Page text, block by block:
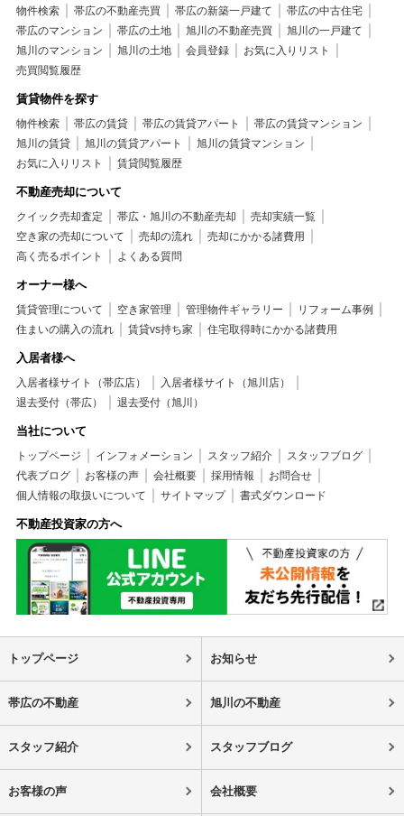
物件検索 帯広の不動産売買 帯広の新築一戸建て
帯広の中古住宅
帯広のマンション
帯広の土地 旭川の不動産売買
旭川の一戸建て
旭川のマンション
旭川の土地 会員登録
お気に入りリスト
売買閲覧履歴
賃貸物件を探す
物件検索 帯広の賃貸 帯広の賃貸アパート
帯広の賃貸マンション
旭川の賃貸
旭川の賃貸アパート
旭川の賃貸マンション
お気に入りリスト
賃貸閲覧履歴
不動産売却について
クイック売却査定 帯広・旭川の不動産売却
売却実績一覧
空き家の売却について
売却の流れ
売却にかかる諸費用
高く売るポイント
よくある質問
オーナー様へ
賃貸管理について 空き家管理 管理物件ギャラリー
リフォーム事例
住まいの購入の流れ
賃貸vs持ち家 住宅取得時にかかる諸費用
入居者様へ
入居者様サイト（帯広店）
入居者様サイト（旭川店）
退去受付（帯広）
退去受付（旭川）
当社について
トップページ インフォメーション スタッフ紹介
スタッフブログ
代表ブログ
お客様の声 会社概要 採用情報
お問合せ
個人情報の取扱いについて
サイトマップ 書式ダウンロード
不動産投資家の方へ
トップページ お知らせ
帯広の不動産 旭川の不動産
スタッフ紹介 スタッフブログ
お客様の声 会社概要